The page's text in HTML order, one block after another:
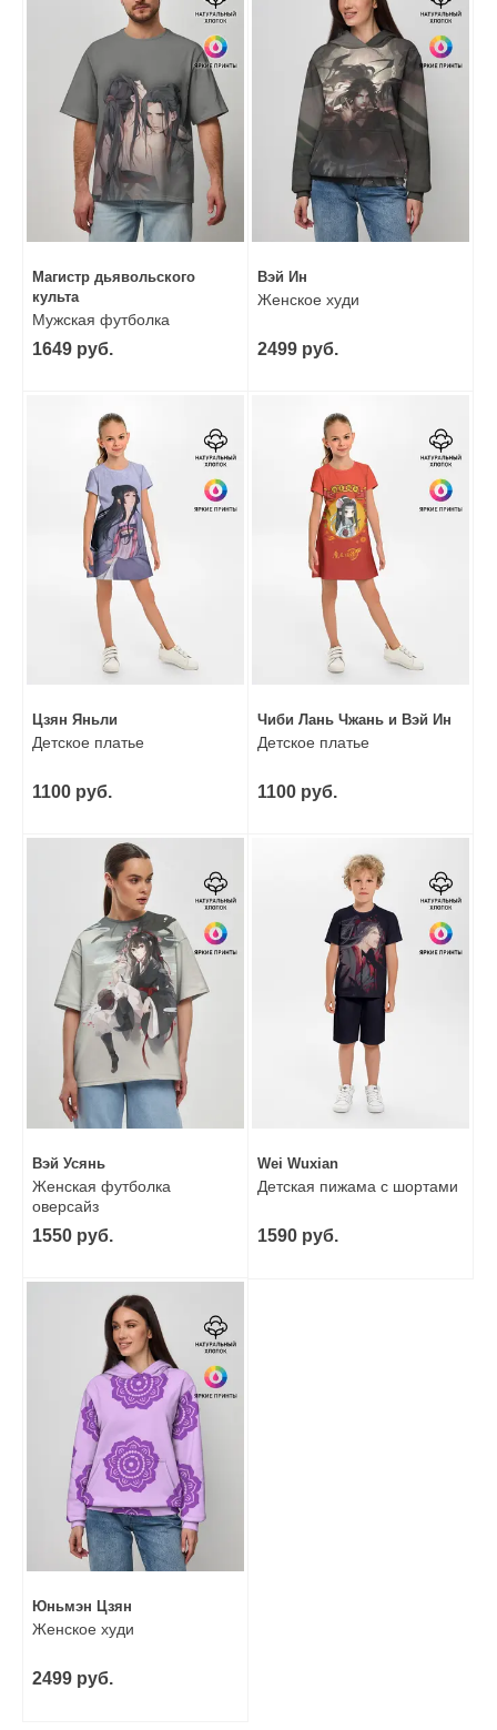
Магистр дьявольского
культа
Мужская футболка
оверсайз
1649 руб.
Вэй Ин
Женское худи
2499 руб.
Цзян Яньли
Детское платье
1100 руб.
Чиби Лань Чжань и Вэй Ин
Детское платье
1100 руб.
Вэй Усянь
Женская футболка
оверсайз
1550 руб.
Wei Wuxian
Детская пижама с шортами
1590 руб.
Юньмэн Цзян
Женское худи
2499 руб.